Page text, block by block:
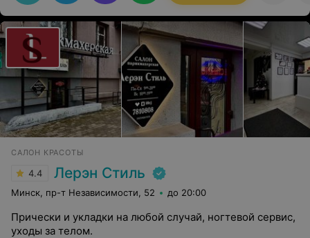
САЛОН КРАСОТЫ
4.4 Лерэн Стиль
Минск, пр-т Независимости, 52 до 20:00
Прически и укладки на любой случай, ногтевой сервис,
уходы за телом.